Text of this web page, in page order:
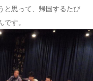
と思って、帰国するたび
す。